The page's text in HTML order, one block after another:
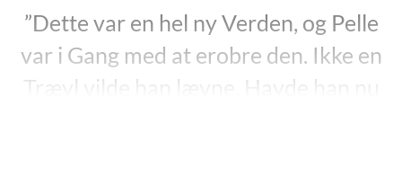
”Dette var en hel ny Verden, og Pelle
var i Gang med at erobre den. Ikke en
Trævl vilde han lævne. Havde han nu